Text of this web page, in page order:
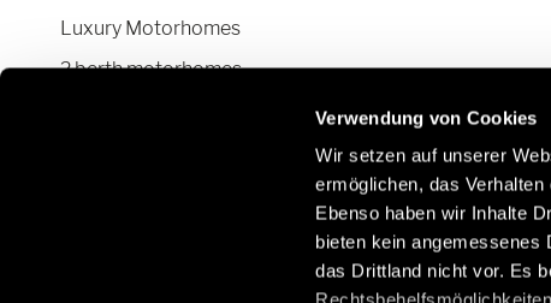
Verwendung von Cookies
Wir setzen auf unserer
ermöglichen, das
Ebenso haben wir Inhalte
bieten kein angemessenes
das Drittland nicht vor. Es
Luxury Motorhomes
2 berth motorhomes
Stay in touch with us through social
Learn
Parts
/gb/